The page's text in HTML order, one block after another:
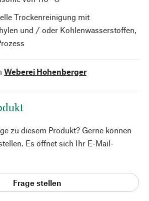
Trockenreinigung mit
und / oder Kohlenwasserstoffen,
Weberei Hohenberger
zu diesem Produkt? Gerne können
Es öffnet sich Ihr E-Mail-
Frage stellen